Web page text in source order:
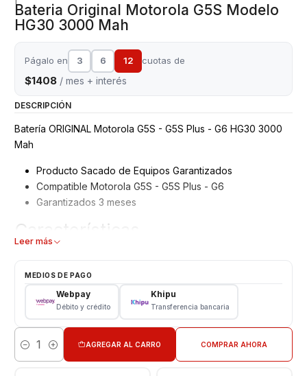
Bateria Original Motorola G5S Modelo
HG30 3000 Mah
Págalo en 3 6 12 cuotas de
$1408 / mes + interés
DESCRIPCIÓN
Batería ORIGINAL Motorola G5S - G5S Plus - G6 HG30 3000
Mah
Producto Sacado de Equipos Garantizados
Compatible Motorola G5S - G5S Plus - G6
Garantizados 3 meses
Características
Capacidad: 3000 mAh
Límite Voltaje: 4.4v
CONSULTE POR INSTALACIÓN EN TIENDA
Leer más
MEDIOS DE PAGO
Webpay
Débito y crédito
Khipu
Transferencia bancaria
Cantidad
AGREGAR AL CARRO COMPRAR AHORA